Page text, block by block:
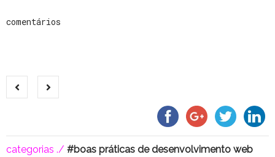
comentários
categorias ./
boas práticas de desenvolvimento web